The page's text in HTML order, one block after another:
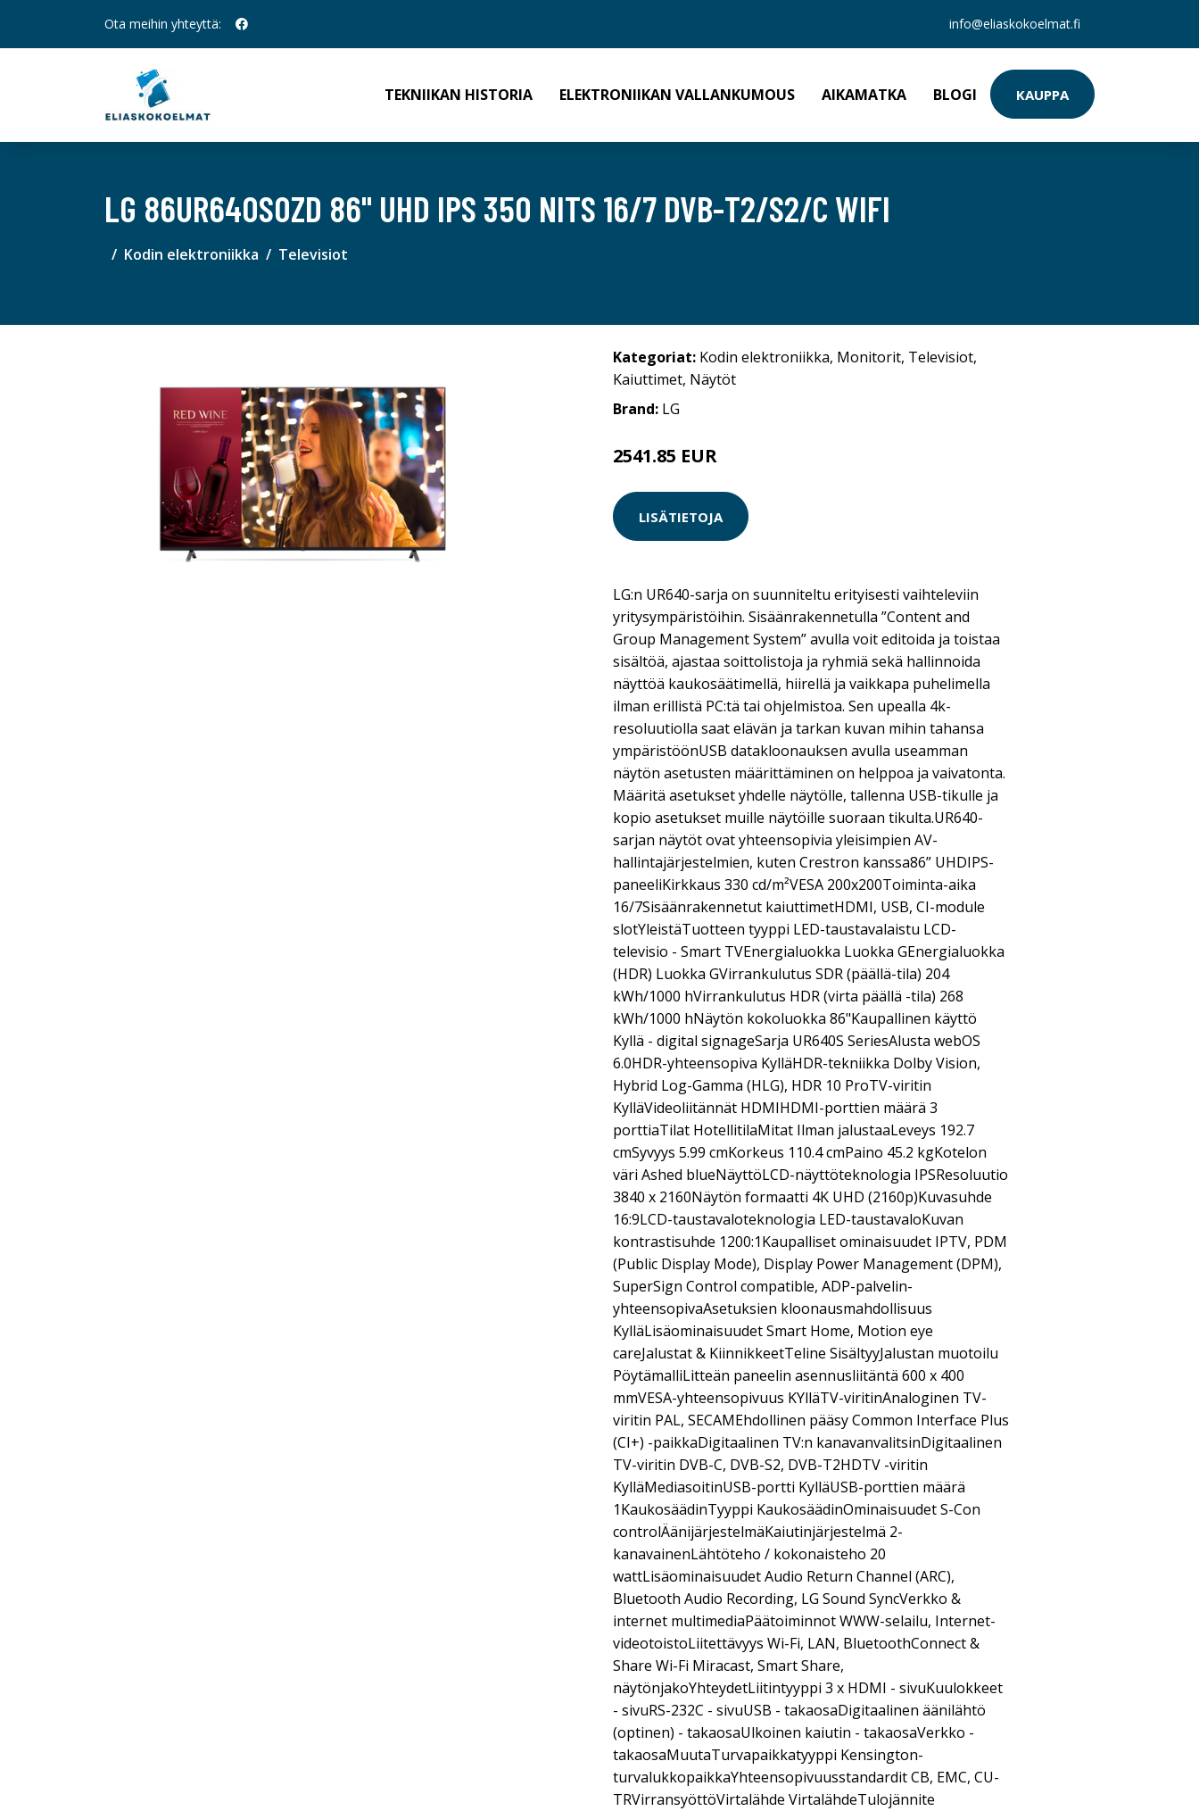
Ota meihin yhteyttä: info@eliaskokoelmat.fi
TEKNIIKAN HISTORIA ELEKTRONIIKAN VALLANKUMOUS AIKAMATKA BLOGI KAUPPA
LG 86UR640S0ZD 86" UHD IPS 350 NITS 16/7 DVB-T2/S2/C WIFI
Kodin elektroniikka Televisiot
Kategoriat: Kodin elektroniikka, Monitorit, Televisiot,
Kaiuttimet, Näytöt
Brand: LG
2541.85 EUR
LISÄTIETOJA
LG:n UR640-sarja on suunniteltu erityisesti vaihteleviin
yritysympäristöihin. Sisäänrakennetulla ”Content and
Group Management System” avulla voit editoida ja toistaa
sisältöä, ajastaa soittolistoja ja ryhmiä sekä hallinnoida
näyttöä kaukosäätimellä, hiirellä ja vaikkapa puhelimella
ilman erillistä PC:tä tai ohjelmistoa. Sen upealla 4k-
resoluutiolla saat elävän ja tarkan kuvan mihin tahansa
ympäristöönUSB datakloonauksen avulla useamman
näytön asetusten määrittäminen on helppoa ja vaivatonta.
Määritä asetukset yhdelle näytölle, tallenna USB-tikulle ja
kopio asetukset muille näytöille suoraan tikulta.UR640-
sarjan näytöt ovat yhteensopivia yleisimpien AV-
hallintajärjestelmien, kuten Crestron kanssa86” UHDIPS-
paneeliKirkkaus 330 cd/m²VESA 200x200Toiminta-aika
16/7Sisäänrakennetut kaiuttimetHDMI, USB, CI-module
slotYleistäTuotteen tyyppi LED-taustavalaistu LCD-
televisio - Smart TVEnergialuokka Luokka GEnergialuokka
(HDR) Luokka GVirrankulutus SDR (päällä-tila) 204
kWh/1000 hVirrankulutus HDR (virta päällä -tila) 268
kWh/1000 hNäytön kokoluokka 86"Kaupallinen käyttö
Kyllä - digital signageSarja UR640S SeriesAlusta webOS
6.0HDR-yhteensopiva KylläHDR-tekniikka Dolby Vision,
Hybrid Log-Gamma (HLG), HDR 10 ProTV-viritin
KylläVideoliitännät HDMIHDMI-porttien määrä 3
porttiaTilat HotellitilaMitat Ilman jalustaaLeveys 192.7
cmSyvyys 5.99 cmKorkeus 110.4 cmPaino 45.2 kgKotelon
väri Ashed blueNäyttöLCD-näyttöteknologia IPSResoluutio
3840 x 2160Näytön formaatti 4K UHD (2160p)Kuvasuhde
16:9LCD-taustavaloteknologia LED-taustavaloKuvan
kontrastisuhde 1200:1Kaupalliset ominaisuudet IPTV, PDM
(Public Display Mode), Display Power Management (DPM),
SuperSign Control compatible, ADP-palvelin-
yhteensopivaAsetuksien kloonausmahdollisuus
KylläLisäominaisuudet Smart Home, Motion eye
careJalustat & KiinnikkeetTeline SisältyyJalustan muotoilu
PöytämalliLitteän paneelin asennusliitäntä 600 x 400
mmVESA-yhteensopivuus KYlläTV-viritinAnaloginen TV-
viritin PAL, SECAMEhdollinen pääsy Common Interface Plus
(CI+) -paikkaDigitaalinen TV:n kanavanvalitsinDigitaalinen
TV-viritin DVB-C, DVB-S2, DVB-T2HDTV -viritin
KylläMediasoitinUSB-portti KylläUSB-porttien määrä
1KaukosäädinTyyppi KaukosäädinOminaisuudet S-Con
controlÄänijärjestelmäKaiutinjärjestelmä 2-
kanavainenLähtöteho / kokonaisteho 20
wattLisäominaisuudet Audio Return Channel (ARC),
Bluetooth Audio Recording, LG Sound SyncVerkko &
internet multimediaPäätoiminnot WWW-selailu, Internet-
videotoistoLiitettävyys Wi-Fi, LAN, BluetoothConnect &
Share Wi-Fi Miracast, Smart Share,
näytönjakoYhteydetLiitintyyppi 3 x HDMI - sivuKuulokkeet
- sivuRS-232C - sivuUSB - takaosaDigitaalinen äänilähtö
(optinen) - takaosaUlkoinen kaiutin - takaosaVerkko -
takaosaMuutaTurvapaikkatyyppi Kensington-
turvalukkopaikkaYhteensopivuusstandardit CB, EMC, CU-
TRVirransyöttöVirtalähde VirtalähdeTulojännite